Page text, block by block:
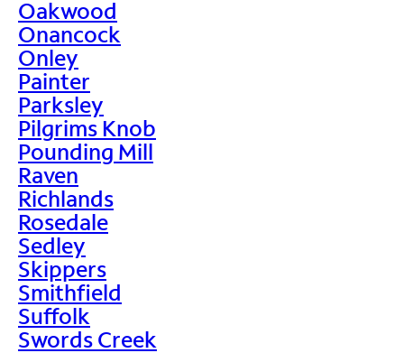
Oakwood
Onancock
Onley
Painter
Parksley
Pilgrims Knob
Pounding Mill
Raven
Richlands
Rosedale
Sedley
Skippers
Smithfield
Suffolk
Swords Creek